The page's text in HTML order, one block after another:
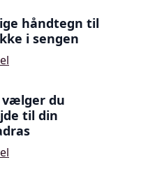
håndtegn til
i sengen
vælger du
til din